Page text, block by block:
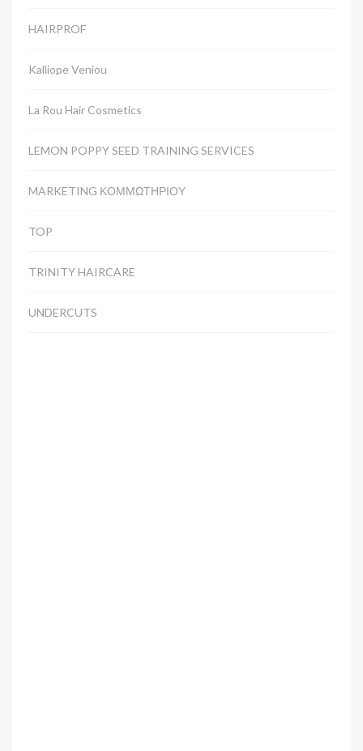
HAIRPROF
Kalliope Veniou
La Rou Hair Cosmetics
LEMON POPPY SEED TRAINING SERVICES
MARKETING ΚΟΜΜΩΤΗΡΙΟΥ
TOP
TRINITY HAIRCARE
UNDERCUTS